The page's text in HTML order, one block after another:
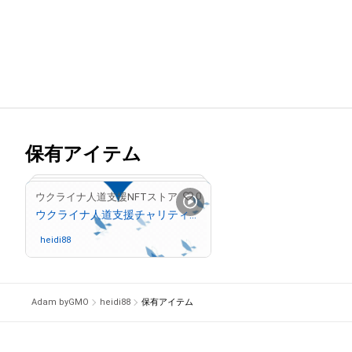
保有アイテム
ウクライナ人道支援NFTストア 0
ウクライナ人道支援チャリティNFT 1,000円
heidi88
Adam byGMO heidi88 保有アイテム